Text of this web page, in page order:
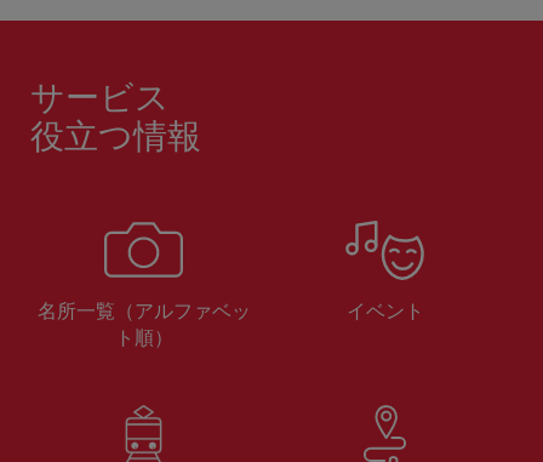
サービス
役立つ情報
名所一覧（アルファベッ
ト順）
イベント